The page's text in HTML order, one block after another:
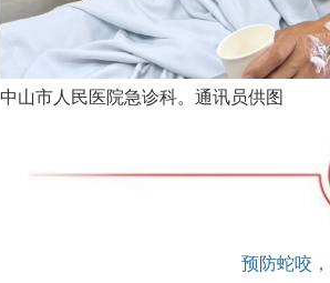
中山市人民医院急诊科。通讯员供图
预防蛇咬